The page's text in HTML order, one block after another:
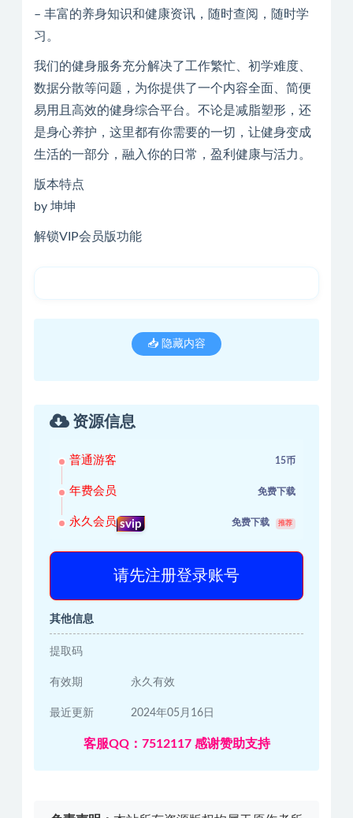
– 丰富的养身知识和健康资讯，随时查阅，随时学
习。
我们的健身服务充分解决了工作繁忙、初学难度、
数据分散等问题，为你提供了一个内容全面、简便
易用且高效的健身综合平台。不论是减脂塑形，还
是身心养护，这里都有你需要的一切，让健身变成
生活的一部分，融入你的日常，盈利健康与活力。
版本特点
by 坤坤
解锁VIP会员版功能
📥 隐藏内容
资源信息
普通游客 15币
年费会员 免费下载
永久会员 svip 免费下载 推荐
请先注册登录账号
其他信息
提取码
有效期 永久有效
最近更新 2024年05月16日
客服QQ：7512117 感谢赞助支持